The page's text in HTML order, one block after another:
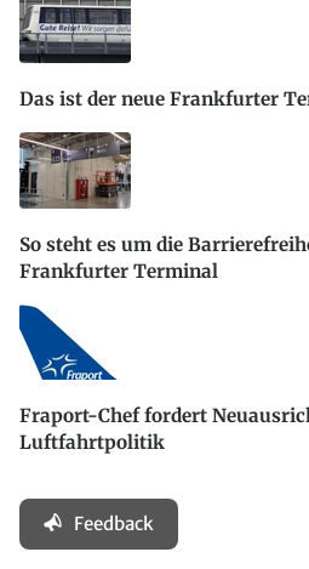
Das ist der neue Frankfurter
So steht es um die
Frankfurter Terminal
Fraport-Chef fordert
Luftfahrtpolitik
Feedback